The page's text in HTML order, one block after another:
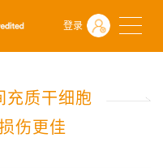
登录
肺损伤更佳
充质干细胞
伤更佳